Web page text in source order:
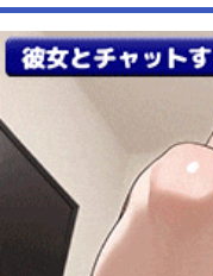
【動画】USJの禁止エリア
ても止まらない事態に
Powered by livedoor 相互